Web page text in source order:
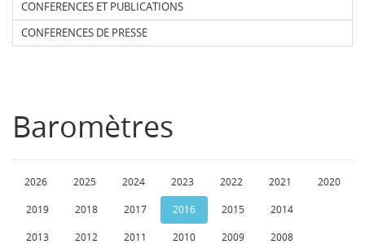
CONFERENCES ET PUBLICATIONS
CONFERENCES DE PRESSE
Baromètres
2026 2025 2024 2023 2022 2021 2020
2019 2018 2017 2016 2015 2014
2013 2012 2011 2010 2009 2008